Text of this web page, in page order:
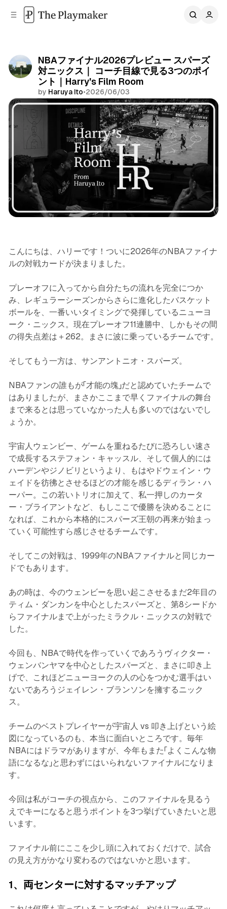
NBAファイナル2026プレビュー スパーズ
対ニックス｜ コーチ目線で見る3つのポイ
ント｜Harry's Film Room
by Haruya Ito•2026/06/03
Share
San Antonio Spurs New York Knicks
こんにちは、ハリーです！ついに2026年のNBAファイナ
ルの対戦カードが決まりました。
プレーオフに入ってから自分たちの流れを完全につか
み、レギュラーシーズンからさらに進化したバスケット
ボールを、一番いいタイミングで発揮しているニューヨ
ーク・ニックス。現在プレーオフ11連勝中、しかもその間
の得失点差は＋262。まさに波に乗っているチームです。
そしてもう一方は、サンアントニオ・スパーズ。
NBAファンの誰もが「才能の塊」だと認めていたチームで
はありましたが、まさかここまで早くファイナルの舞台
まで来るとは思っていなかった人も多いのではないでし
ょうか。
宇宙人ウェンビー、ゲームを重ねるたびに恐ろしい速さ
で成長するステフォン・キャッスル、そして個人的には
ハーデンやジノビリというより、もはやドウェイン・ウ
ェイドを彷彿とさせるほどの才能を感じるディラン・ハ
ーパー。この若いトリオに加えて、私一押しのカータ
ー・ブライアントなど、もしここで優勝を決めることに
なれば、これから本格的にスパーズ王朝の再来が始まっ
ていく可能性すら感じさせるチームです。
そしてこの対戦は、1999年のNBAファイナルと同じカー
ドでもあります。
あの時は、今のウェンビーを思い起こさせるまだ2年目の
ティム・ダンカンを中心としたスパーズと、第8シードか
らファイナルまで上がったミラクル・ニックスの対戦で
した。
今回も、NBAで時代を作っていくであろうヴィクター・
ウェンバンヤマを中心としたスパーズと、まさに叩き上
げで、これほどニューヨークの人の心をつかむ選手はい
ないであろうジェイレン・ブランソンを擁するニック
ス。
チームのベストプレイヤーが宇宙人 vs 叩き上げという絵
図になっているのも、本当に面白いところです。毎年
NBAにはドラマがありますが、今年もまた「よくこんな物
語になるな」と思わずにはいられないファイナルになりま
す。
今回は私がコーチの視点から、このファイナルを見るう
えでキーになると思うポイントを3つ挙げていきたいと思
います。
ファイナル前にここを少し頭に入れておくだけで、試合
の見え方がかなり変わるのではないかと思います。
1、両センターに対するマッチアップ